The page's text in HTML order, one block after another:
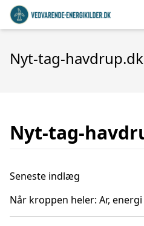
Nyt-tag-havdrup.dk
Nyt-tag-
Seneste indlæg
Når kroppen heler: Ar,